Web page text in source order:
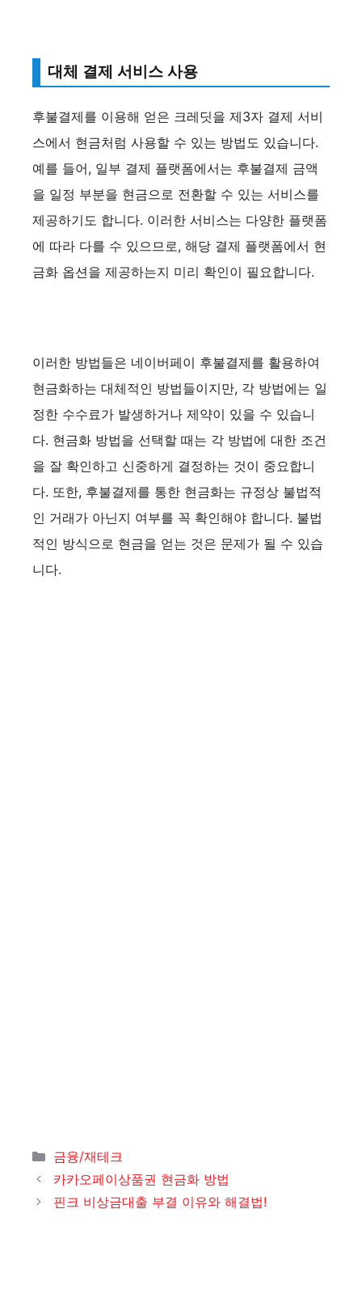
대체 결제 서비스 사용
후불결제를 이용해 얻은 크레딧을 제3자 결제 서비
스에서 현금처럼 사용할 수 있는 방법도 있습니다.
예를 들어, 일부 결제 플랫폼에서는 후불결제 금액
을 일정 부분을 현금으로 전환할 수 있는 서비스를
제공하기도 합니다. 이러한 서비스는 다양한 플랫폼
에 따라 다를 수 있으므로, 해당 결제 플랫폼에서 현
금화 옵션을 제공하는지 미리 확인이 필요합니다.
이러한 방법들은 네이버페이 후불결제를 활용하여
현금화하는 대체적인 방법들이지만, 각 방법에는 일
정한 수수료가 발생하거나 제약이 있을 수 있습니
다. 현금화 방법을 선택할 때는 각 방법에 대한 조건
을 잘 확인하고 신중하게 결정하는 것이 중요합니
다. 또한, 후불결제를 통한 현금화는 규정상 불법적
인 거래가 아닌지 여부를 꼭 확인해야 합니다. 불법
적인 방식으로 현금을 얻는 것은 문제가 될 수 있습
니다.
카
테
리
금융/재테크
카카오페이상품권 현금화 방법
핀크 비상금대출 부결 이유와 해결법!